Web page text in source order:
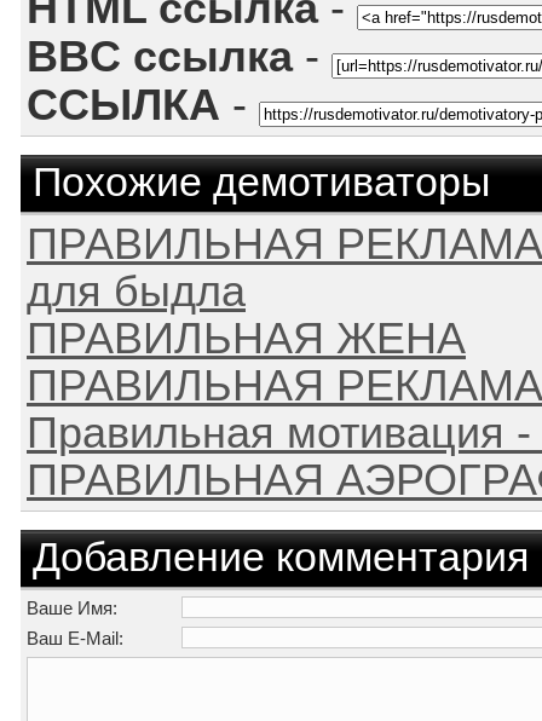
BBC ссылка-
ССЫЛКА -
Похожие демотиваторы
ПРАВИЛЬНАЯ РЕКЛАМА
для быдла
ПРАВИЛЬНАЯ ЖЕНА
ПРАВИЛЬНАЯ РЕКЛАМА
Правильная мотивация
ПРАВИЛЬНАЯ
Добавление комментария
Ваше Имя:
Ваш E-Mail: